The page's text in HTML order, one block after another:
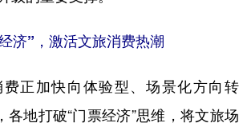
济”，激活文旅消费热潮
正加快向体验型、场景化方向转
各地打破“门票经济”思维，将文旅场